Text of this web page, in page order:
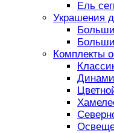
Ель
Украшения
Комплекты